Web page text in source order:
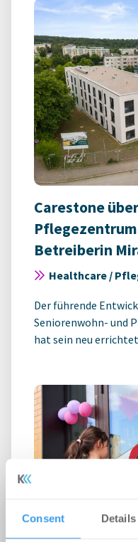
Consent Details
Carestone
Betreiberin
Healthcare /
Der führende
Seniorenwohn- und
hat sein neu